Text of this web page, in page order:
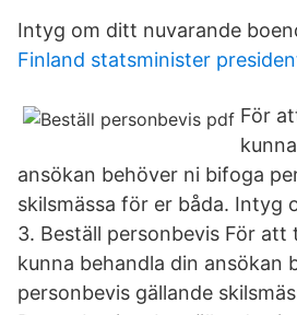
Intyg om ditt nuvarande
Finland statsminister
För
ansökan behöver ni bifoga
skilsmässa för er båda. Intyg
3. Beställ personbevis För att
kunna behandla din ansökan
personbevis gällande